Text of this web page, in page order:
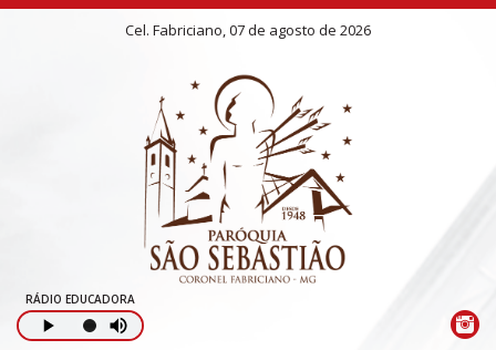
Cel. Fabriciano, 07 de agosto de 2026
RÁDIO EDUCADORA